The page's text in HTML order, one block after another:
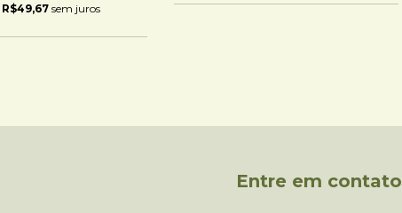
R$49,67 sem juros
Entre em contato